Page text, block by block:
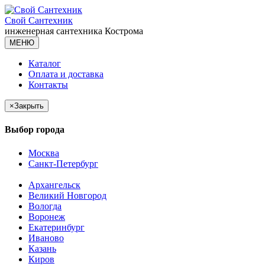
Свой Сантехник
инженерная сантехника Кострома
МЕНЮ
Каталог
Оплата и доставка
Контакты
×Закрыть
Выбор города
Москва
Санкт-Петербург
Архангельск
Великий Новгород
Вологда
Воронеж
Екатеринбург
Иваново
Казань
Киров